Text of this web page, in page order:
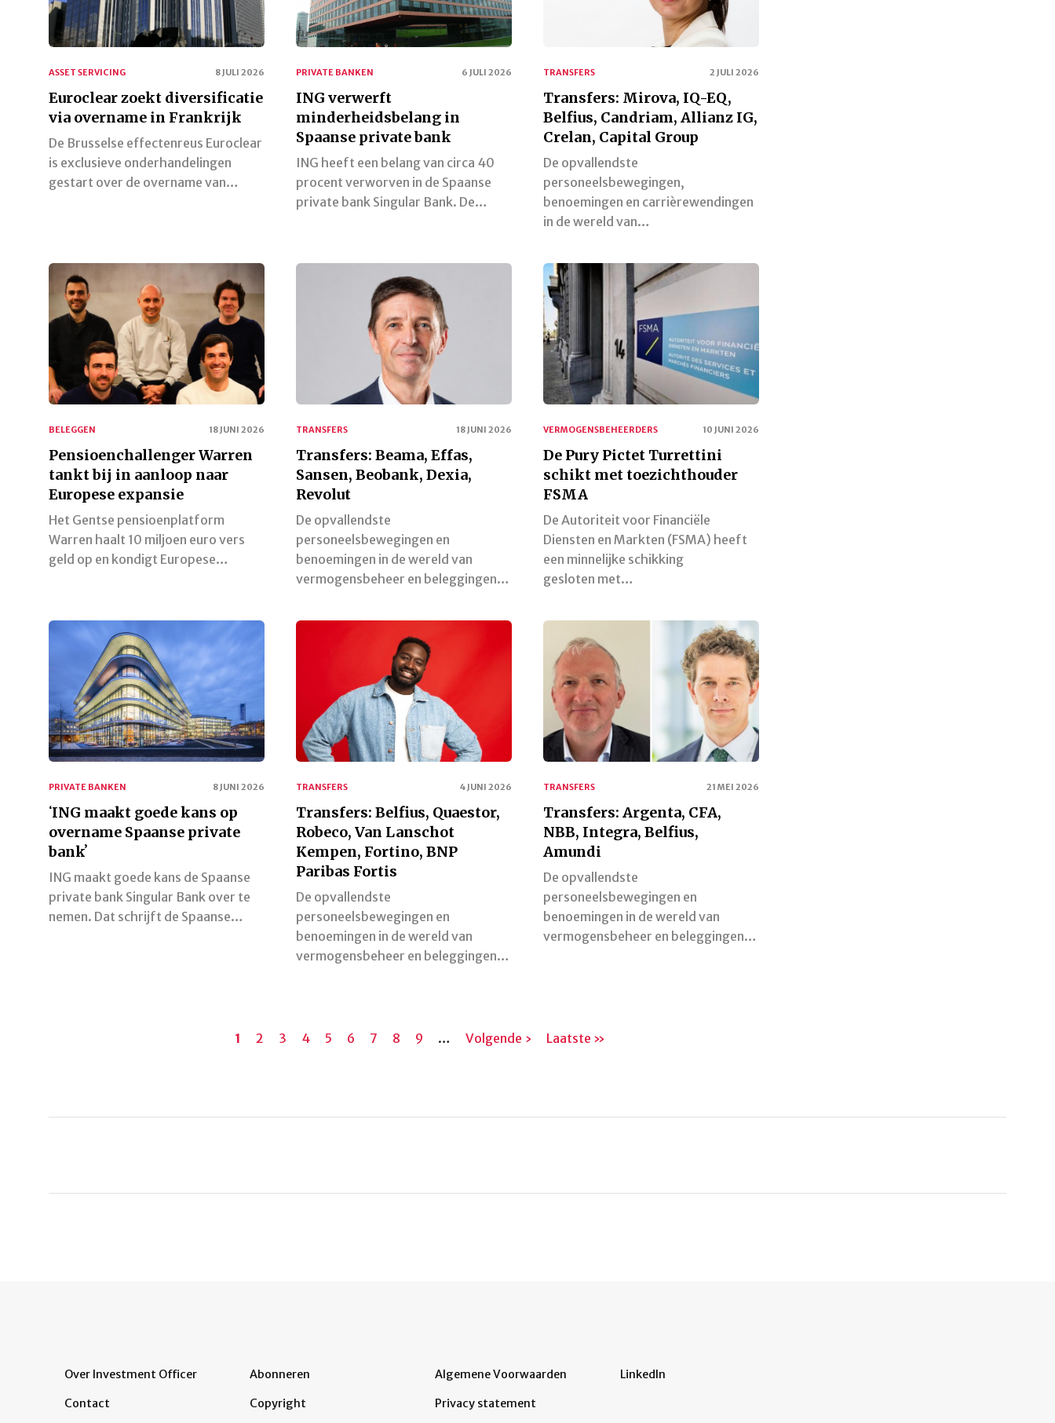
ASSET SERVICING 8 JULI 2026
Euroclear zoekt diversificatie
via overname in Frankrijk
De Brusselse effectenreus Euroclear
is exclusieve onderhandelingen
gestart over de overname van…
PRIVATE BANKEN 6 JULI 2026
ING verwerft
minderheidsbelang in
Spaanse private bank
ING heeft een belang van circa 40
procent verworven in de Spaanse
private bank Singular Bank. De…
TRANSFERS 2 JULI 2026
Transfers: Mirova, IQ-EQ,
Belfius, Candriam, Allianz IG,
Crelan, Capital Group
De opvallendste
personeelsbewegingen,
benoemingen en carrièrewendingen
in de wereld van…
BELEGGEN 18 JUNI 2026
Pensioenchallenger Warren
tankt bij in aanloop naar
Europese expansie
Het Gentse pensioenplatform
Warren haalt 10 miljoen euro vers
geld op en kondigt Europese…
TRANSFERS 18 JUNI 2026
Transfers: Beama, Effas,
Sansen, Beobank, Dexia,
Revolut
De opvallendste
personeelsbewegingen en
benoemingen in de wereld van
vermogensbeheer en beleggingen…
VERMOGENSBEHEERDERS 10 JUNI 2026
De Pury Pictet Turrettini
schikt met toezichthouder
FSMA
De Autoriteit voor Financiële
Diensten en Markten (FSMA) heeft
een minnelijke schikking
gesloten met…
PRIVATE BANKEN 8 JUNI 2026
ʻING maakt goede kans op
overname Spaanse private
bankʼ
ING maakt goede kans de Spaanse
private bank Singular Bank over te
nemen. Dat schrijft de Spaanse…
TRANSFERS 4 JUNI 2026
Transfers: Belfius, Quaestor,
Robeco, Van Lanschot
Kempen, Fortino, BNP
Paribas Fortis
De opvallendste
personeelsbewegingen en
benoemingen in de wereld van
vermogensbeheer en beleggingen…
TRANSFERS 21 MEI 2026
Transfers: Argenta, CFA,
NBB, Integra, Belfius,
Amundi
De opvallendste
personeelsbewegingen en
benoemingen in de wereld van
vermogensbeheer en beleggingen…
Huidige
1 Pagina
2 Pagina
3 Pagina
4 Pagina
5 Pagina
6 Pagina
7 Pagina
8 Pagina
9 …
Volgende
Volgende ›
Laatste
Laatste »
Over Investment Officer
Contact
Abonneren
Copyright
Algemene Voorwaarden
Privacy statement
LinkedIn